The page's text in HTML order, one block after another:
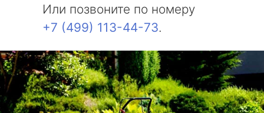
Или позвоните по номеру
+7 (499) 113-44-73.